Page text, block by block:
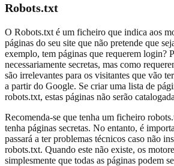
Robots.txt
O Robots.txt é um ficheiro que indica aos
páginas do seu site que não pretende que
exemplo, tem páginas que requerem login?
necessariamente secretas, mas como
são irrelevantes para os visitantes que vão
a partir do Google. Se criar uma lista de
robots.txt, estas páginas não serão
Recomenda-se que tenha um ficheiro
tenha páginas secretas. No entanto, é
passará a ter problemas técnicos caso não
robots.txt. Quando este não existe, os
simplesmente que todas as páginas podem